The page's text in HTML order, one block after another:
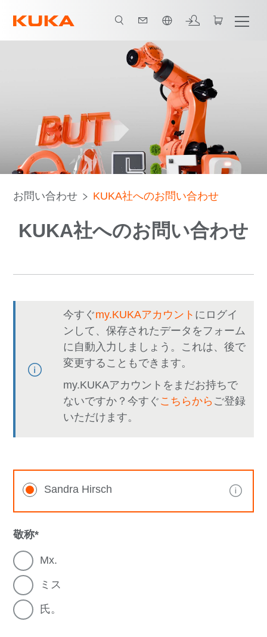
お問い合わせ KUKA社へのお問い合わせ
KUKA社へのお問い合わせ
今すぐmy.KUKAアカウント にログイ
ンして、保存されたデータをフォーム
に自動入力しましょう。これは、後で
変更することもできます。
my.KUKAアカウントをまだお持ちで
ないですか？今すぐ こちらから ご登録
いただけます。
Sandra Hirsch
敬称
Mx.
ミス
氏。